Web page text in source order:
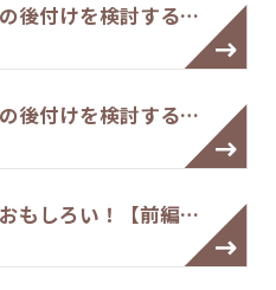
後付けを検討する…
後付けを検討する…
もしろい！【前編…